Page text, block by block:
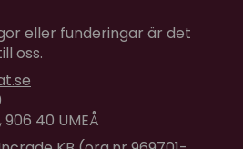
eller funderingar är det
oss.
906 40 UMEÅ